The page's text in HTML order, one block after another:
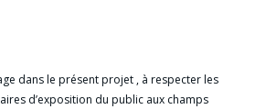
dans le présent projet , à respecter les
d’exposition du public aux champs